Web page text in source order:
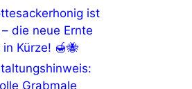
ist
die neue Ernte
Kürze! 🍯🐝
Grabmale